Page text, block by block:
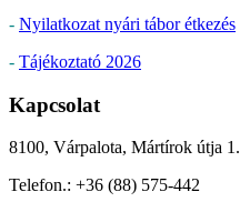
- Nyilatkozat nyári tábor étkezés
- Tájékoztató 2026
Kapcsolat
8100, Várpalota, Mártírok útja 1.
Telefon.: +36 (88) 575-442